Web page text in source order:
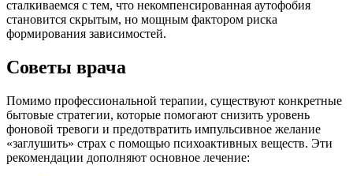
сталкиваемся с тем, что некомпенсированная аутофобия
становится скрытым, но мощным фактором риска
формирования зависимостей.
Советы врача
Помимо профессиональной терапии, существуют конкретные
бытовые стратегии, которые помогают снизить уровень
фоновой тревоги и предотвратить импульсивное желание
«заглушить» страх с помощью психоактивных веществ. Эти
рекомендации дополняют основное лечение: